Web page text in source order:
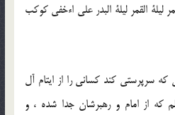
القمر ليلة البدر على اءخفى كوكب
كه سرپرستى كند كسانى را از ايتام آل
كه از امام و رهبرشان جدا شده ، و